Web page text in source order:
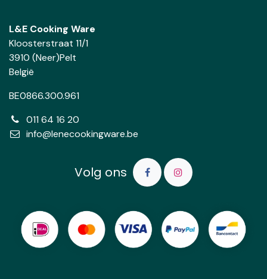
L&E Cooking Ware
Kloosterstraat 11/1
3910 (Neer)Pelt
België
BE0866.300.961
011 64 16 20
info@lenecookingware.be
Volg ons